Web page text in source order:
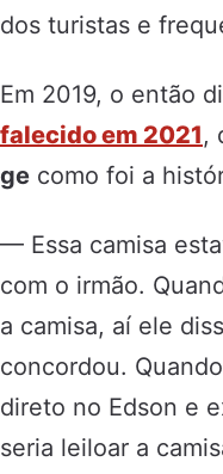
dos turistas e
Em 2019, o então
falecido em 2021,
ge como foi a
— Essa camisa
com o irmão.
a camisa, aí ele
concordou.
direto no Edson e
seria leiloar a